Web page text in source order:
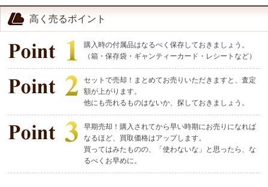
高く売るポイント
購入時の付属品はなるべく保存しておきましょう。
（箱・保存袋・ギャンティーカード・レシートなど）
セットで売却！まとめてお売りいただきますと、査定
額が上がります。
他にも売れるものはないか、探しておきましょう。
早期売却！購入されてから早い時期にお売りになれば
なるほど、買取価格はアップします。
買ってはみたものの、「使わないな」と思ったら、な
るべくお早めに。